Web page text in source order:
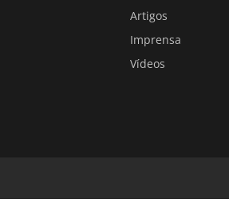
Artigos
Imprensa
Vídeos